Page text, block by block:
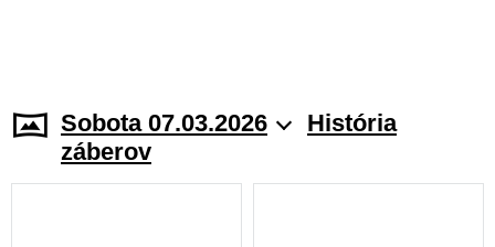
Sobota 07.03.2026
História
záberov